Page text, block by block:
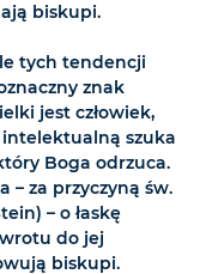
biskupi.
tych tendencji
znak
jest człowiek,
szuka
Boga odrzuca.
– za przyczyną św.
– o łaskę
do jej
biskupi.